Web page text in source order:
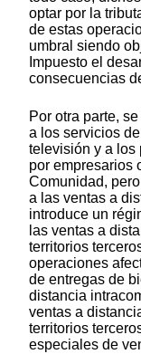
optar por la
de estas
umbral siendo
Impuesto el
consecuencias
Por otra parte,
a los servicios
televisión y a los
por empresarios
Comunidad,
a las ventas a
introduce un
las ventas a
territorios
operaciones
de entregas de
distancia
ventas a
territorios
especiales de